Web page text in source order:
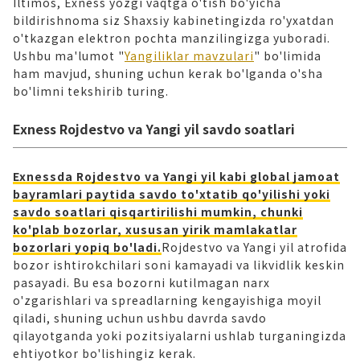
bildirishnoma siz Shaxsiy kabinetingizda ro'yxatdan
o'tkazgan elektron pochta manzilingizga yuboradi.
Ushbu ma'lumot "Yangiliklar mavzulari" bo'limida
ham mavjud, shuning uchun kerak bo'lganda o'sha
bo'limni tekshirib turing.
Exness Rojdestvo va Yangi yil savdo soatlari
Exnessda Rojdestvo va Yangi yil kabi global jamoat
bayramlari paytida savdo to'xtatib qo'yilishi yoki
savdo soatlari qisqartirilishi mumkin, chunki
ko'plab bozorlar, xususan yirik mamlakatlar
bozorlari yopiq bo'ladi.Rojdestvo va Yangi yil atrofida
bozor ishtirokchilari soni kamayadi va likvidlik keskin
pasayadi. Bu esa bozorni kutilmagan narx
o'zgarishlari va spreadlarning kengayishiga moyil
qiladi, shuning uchun ushbu davrda savdo
qilayotganda yoki pozitsiyalarni ushlab turganingizda
ehtiyotkor bo'lishingiz kerak.